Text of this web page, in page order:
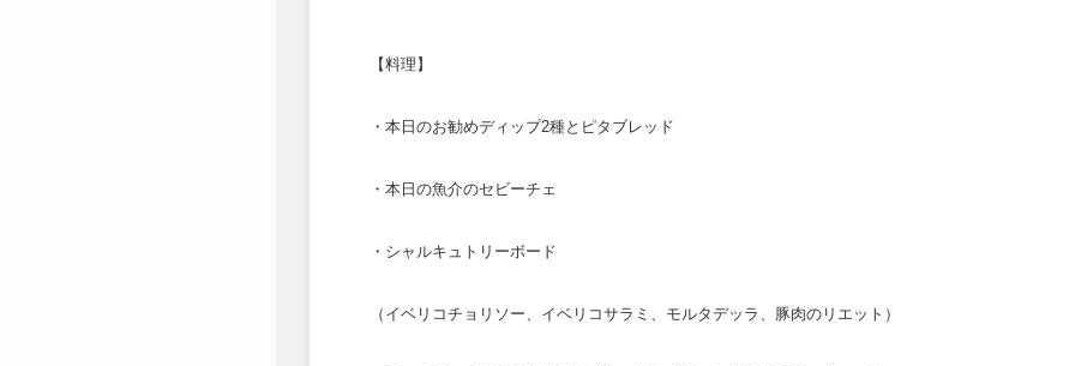
【料理】
・本日のお勧めディップ2種とピタブレッド
・本日の魚介のセビーチェ
・シャルキュトリーボード
（イベリコチョリソー、イベリコサラミ、モルタデッラ、豚肉のリエット）